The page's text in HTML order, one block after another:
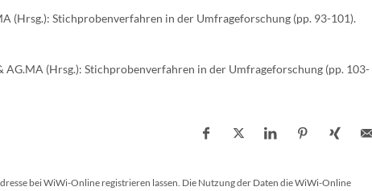
(Hrsg.): Stichprobenverfahren in der Umfrageforschung (pp. 93-101).
AG.MA (Hrsg.): Stichprobenverfahren in der Umfrageforschung (pp. 103-
bei WiWi-Online registrieren lassen. Die Nutzung der Daten die WiWi-Online